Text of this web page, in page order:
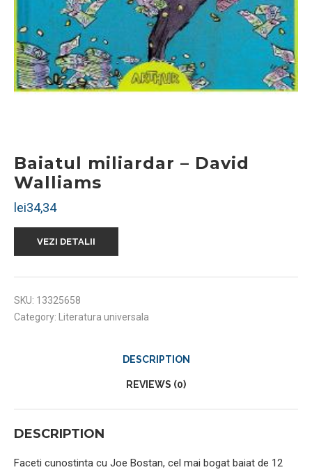
Baiatul miliardar – David
Walliams
lei34,34
VEZI DETALII
SKU: 13325658
Category:
Literatura universala
DESCRIPTION
REVIEWS (0)
DESCRIPTION
Faceti cunostinta cu Joe Bostan, cel mai bogat baiat de 12